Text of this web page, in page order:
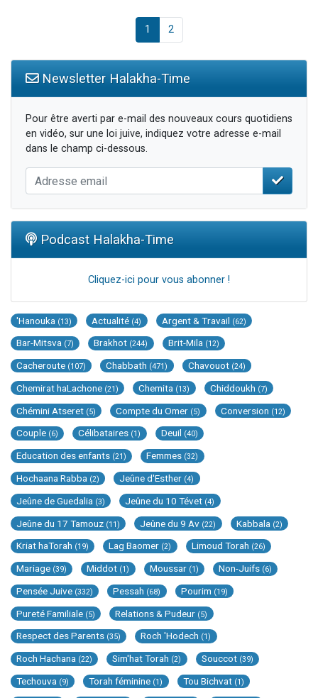
1 2
Newsletter Halakha-Time
Pour être averti par e-mail des nouveaux cours quotidiens
en vidéo, sur une loi juive, indiquez votre adresse e-mail
dans le champ ci-dessous.
Podcast Halakha-Time
Cliquez-ici pour vous abonner !
'Hanouka (13) Actualité (4) Argent & Travail (62)
Bar-Mitsva (7) Brakhot (244) Brit-Mila (12)
Cacheroute (107) Chabbath (471) Chavouot (24)
Chemirat haLachone (21) Chemita (13) Chiddoukh (7)
Chémini Atseret (5) Compte du Omer (5) Conversion (12)
Couple (6) Célibataires (1) Deuil (40)
Education des enfants (21) Femmes (32)
Hochaana Rabba (2) Jeûne d'Esther (4)
Jeûne de Guedalia (3) Jeûne du 10 Tévet (4)
Jeûne du 17 Tamouz (11) Jeûne du 9 Av (22) Kabbala (2)
Kriat haTorah (19) Lag Baomer (2) Limoud Torah (26)
Mariage (39) Middot (1) Moussar (1) Non-Juifs (6)
Pensée Juive (332) Pessah (68) Pourim (19)
Pureté Familiale (5) Relations & Pudeur (5)
Respect des Parents (35) Roch 'Hodech (1)
Roch Hachana (22) Sim'hat Torah (2) Souccot (39)
Techouva (9) Torah féminine (1) Tou Bichvat (1)